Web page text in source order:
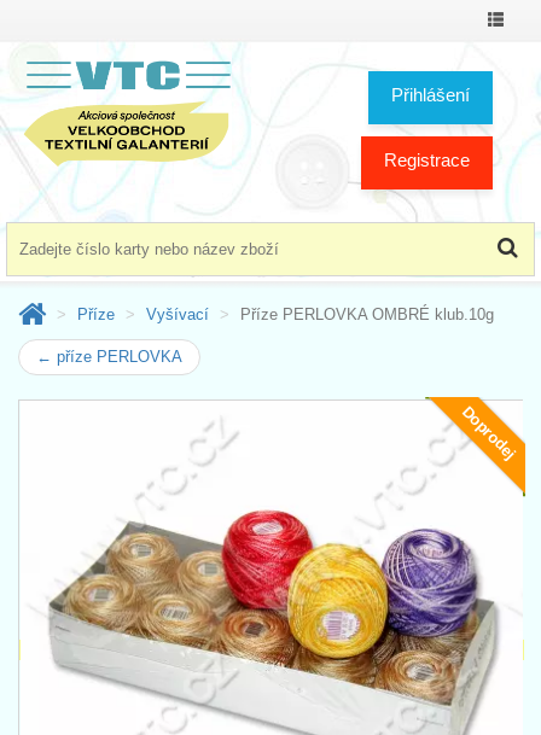
Přihlášení
Registrace
Příze Vyšívací Příze PERLOVKA OMBRÉ klub.10g
← příze PERLOVKA
Doprodej